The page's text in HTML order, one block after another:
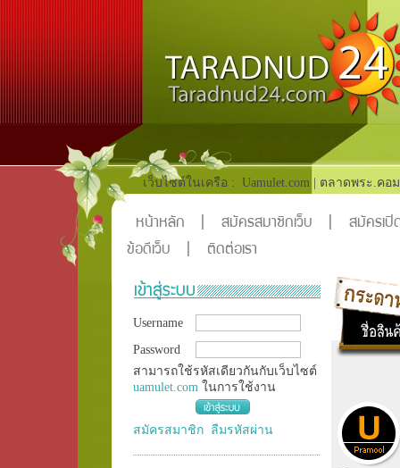
เว็บไซต์ในเครือ : Uamulet.com ตลาดพระ.คอม
หน้าหลัก สมัครสมาชิกเว็บ
สมัครเปิ
ข้อดีเว็บ
ติดต่อเรา
Username
Password
สามารถใช้รหัสเดียวกันกับเว็บไซต์
uamulet.com ในการใช้งาน
สมัครสมาชิก ลืมรหัสผ่าน